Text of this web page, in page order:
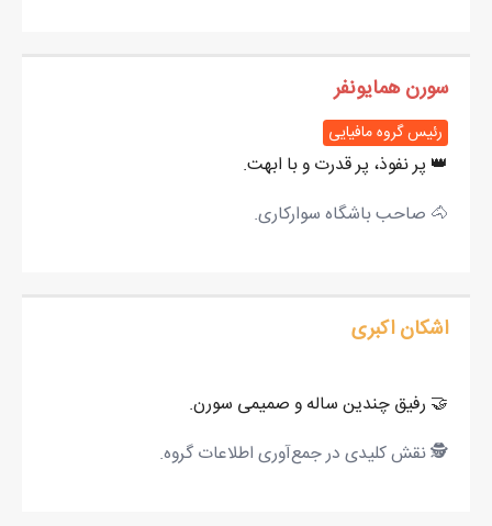
سورن همایونفر
رئیس گروه مافیایی
👑 پر نفوذ، پر قدرت و با ابهت.
🐴 صاحب باشگاه سوارکاری.
اشکان اکبری
🤝 رفیق چندین ساله و صمیمی سورن.
🕵️نقش کلیدی در جمع‌آوری اطلاعات گروه.